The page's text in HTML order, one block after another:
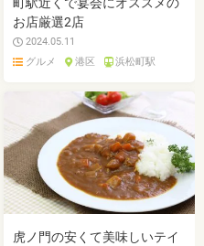
お店厳選2店
2024.05.11
グルメ
港区 浜松町駅
虎ノ門の安くて美味しいテイ